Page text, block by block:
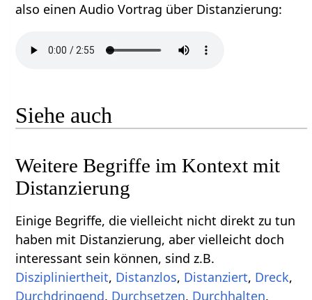
also einen Audio Vortrag über Distanzierung‏‎:
Siehe auch
Weitere Begriffe im Kontext mit
Einige Begriffe, die vielleicht nicht direkt zu tun
haben mit Distanzierung‏‎, aber vielleicht doch
interessant sein können, sind z.B.
, , ,
,
, ,
,